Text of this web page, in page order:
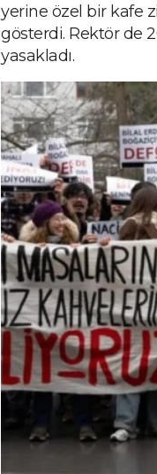
yerine özel bir kafe
gösterdi. Rektör de
yasakladı.